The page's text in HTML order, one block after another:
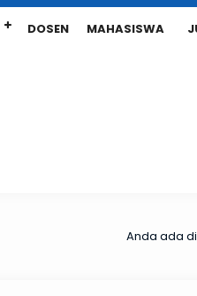
DOSEN MAHASISWA
Anda ada di